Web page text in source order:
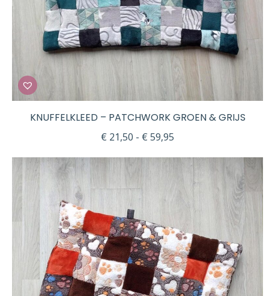
KNUFFELKLEED – PATCHWORK GROEN & GRIJS
€ 21,50 - € 59,95
tot
€ 59,95